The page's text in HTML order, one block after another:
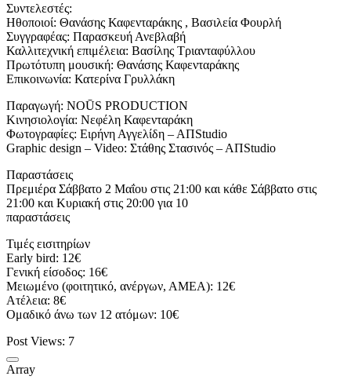
Συντελεστές:
Ηθοποιοί: Θανάσης Καφενταράκης , Βασιλεία Φουρλή
Συγγραφέας: Παρασκευή Ανεβλαβή
Καλλιτεχνική επιμέλεια: Βασίλης Τριανταφύλλου
Πρωτότυπη μουσική: Θανάσης Καφενταράκης
Επικοινωνία: Κατερίνα Γρυλλάκη
Παραγωγή: NOŪS PRODUCTION
Κινησιολογία: Νεφέλη Καφενταράκη
Φωτογραφίες: Ειρήνη Αγγελίδη – ΑΠStudio
Graphic design – Video: Στάθης Στασινός – ΑΠStudio
Παραστάσεις
Πρεμιέρα Σάββατο 2 Μαΐου στις 21:00 και κάθε Σάββατο στις
21:00 και Κυριακή στις 20:00 για 10
παραστάσεις
Τιμές εισιτηρίων
Early bird: 12€
Γενική είσοδος: 16€
Μειωμένο (φοιτητικό, ανέργων, ΑΜΕΑ): 12€
Ατέλεια: 8€
Ομαδικό άνω των 12 ατόμων: 10€
Post Views: 7
Array